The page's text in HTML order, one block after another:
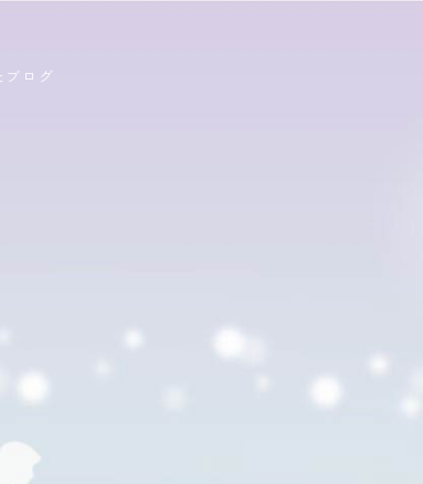
ブログ